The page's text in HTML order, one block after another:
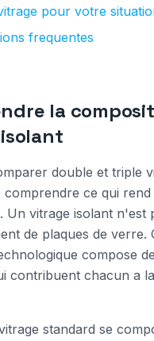
pour votre
frequentes
la
double et triple
comprendre ce qui
Un vitrage isolant n'est
de plaques de verre.
compose
contribuent chacun a
standard se